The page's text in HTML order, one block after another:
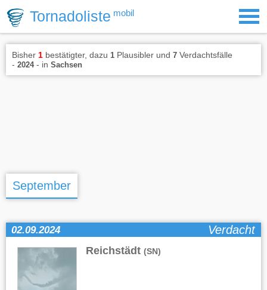
Tornadoliste mobil
Bisher 1 bestätigter, dazu 1 Plausibler und 7 Verdachtsfälle
- 2024- in Sachsen
September
02.09.2024 Verdacht
Reichstädt (SN)